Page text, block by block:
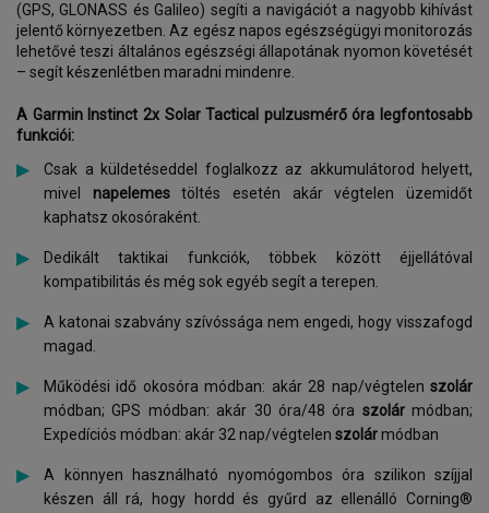
(GPS, GLONASS és Galileo) segíti a navigációt a nagyobb kihívást
jelentő környezetben. Az egész napos egészségügyi monitorozás
lehetővé teszi általános egészségi állapotának nyomon követését
– segít készenlétben maradni mindenre.
A Garmin Instinct 2x Solar Tactical pulzusmérő óra legfontosabb
funkciói:
Csak a küldetéseddel foglalkozz az akkumulátorod helyett,
mivel napelemestöltés esetén akár végtelen üzemidőt
kaphatsz okosóraként.
Dedikált taktikai funkciók, többek között éjjellátóval
kompatibilitás és még sok egyéb segít a terepen.
A katonai szabvány szívóssága nem engedi, hogy visszafogd
magad.
Működési idő okosóra módban: akár 28 nap/végtelen szolár
módban; GPS módban: akár 30 óra/48 óra szolármódban;
Expedíciós módban: akár 32 nap/végtelen szolármódban
A könnyen használható nyomógombos óra szilikon szíjjal
készen áll rá, hogy hordd és gyűrd az ellenálló Corning®